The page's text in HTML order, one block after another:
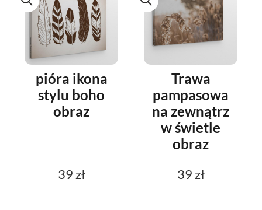
pióra ikona
stylu boho
obraz
39 zł
Trawa
pampasowa
na zewnątrz
w świetle
obraz
39 zł